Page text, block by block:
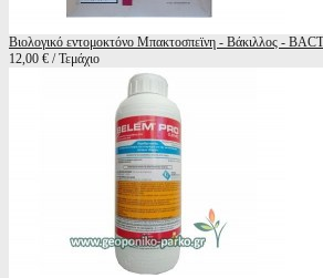
Βιολογικό εντομοκτόνο Μπακτοσπεϊνη - Βάκιλλος -
12,00 € / Τεμάχιο